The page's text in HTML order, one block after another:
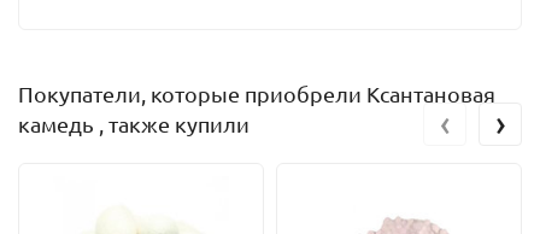
Покупатели, которые приобрели Ксантановая
камедь , также купили
‹ ›